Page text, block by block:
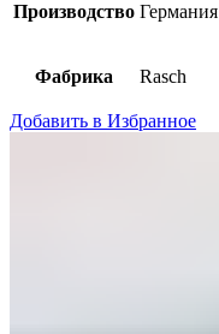
Производство Германия
Фабрика Rasch
Добавить в Избранное